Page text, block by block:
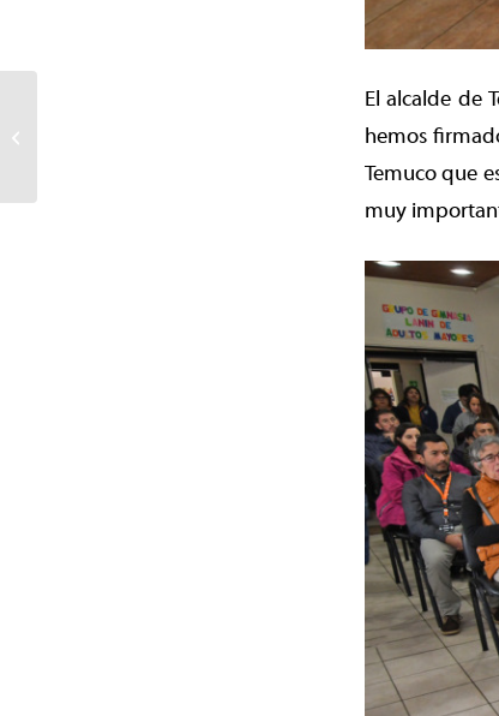
El alcalde de
hemos
Temuco que
muy